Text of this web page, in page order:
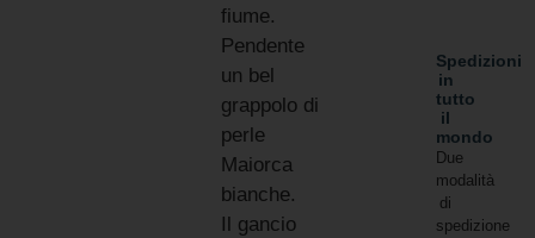
fiume.
Pendente
un bel
grappolo di
perle
Maiorca
bianche.
Il gancio
Spedizioni
in
tutto
il
mondo
Due
modalità
di
spedizione